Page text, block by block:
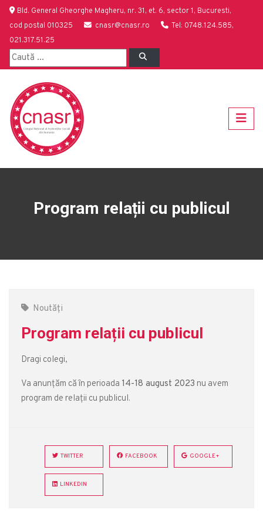
Bld. General Gheorghe Magheru, nr. 31, et. 6, sector 1, Bucuresti,
cod postal 010325
cnasr@cnasr.ro
Tel: 0748.124.585,
021.317.51.25
Program relații cu publicul
Noutăți
Program relații cu publicul
Dragi colegi,
Va anunțăm că în perioada 14-18 august 2023 nu avem
program de relații cu publicul.
TWITTER FACEBOOK GOOGLE+
LINKEDIN